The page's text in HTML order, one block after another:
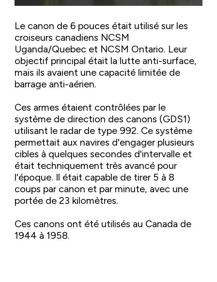
Le canon de 6 pouces était utilisé sur les
croiseurs canadiens NCSM
Uganda/Quebec et NCSM Ontario. Leur
objectif principal était la lutte anti-surface,
mais ils avaient une capacité limitée de
barrage anti-aérien.
Ces armes étaient contrôlées par le
système de direction des canons (GDS1)
utilisant le radar de type 992. Ce système
permettait aux navires d'engager plusieurs
cibles à quelques secondes d'intervalle et
était techniquement très avancé pour
l'époque. Il était capable de tirer 5 à 8
coups par canon et par minute, avec une
portée de 23 kilomètres.
Ces canons ont été utilisés au Canada de
1944 à 1958.